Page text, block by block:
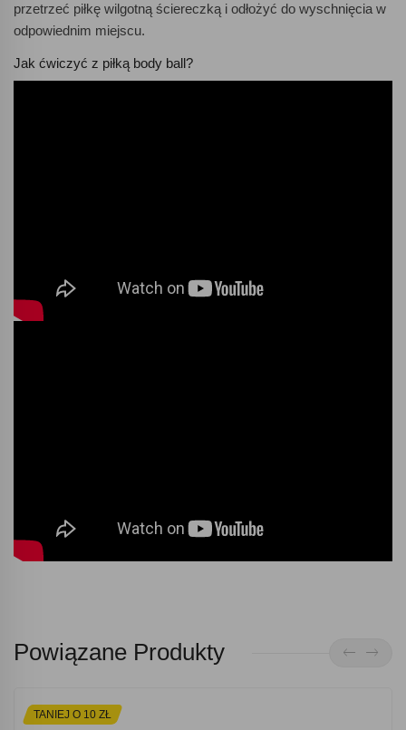
przetrzeć piłkę wilgotną ściereczką i odłożyć do wyschnięcia w
odpowiednim miejscu.
Jak ćwiczyć z piłką body ball?
Powiązane Produkty
TANIEJ O 10 ZŁ